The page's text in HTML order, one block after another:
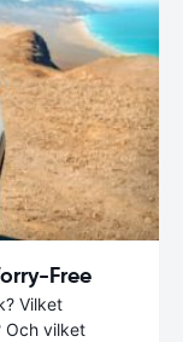
Free
Vilket
Och vilket